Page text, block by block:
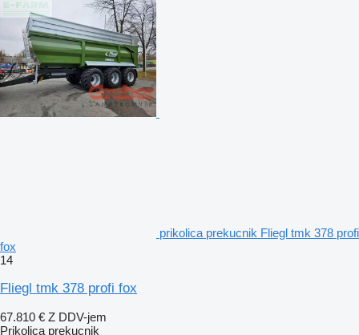
prikolica prekucnik Fliegl tmk 378 profi
fox
14
Fliegl tmk 378 profi fox
67.810 € Z DDV-jem
Prikolica prekucnik